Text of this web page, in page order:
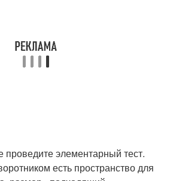
элементарный тест.
есть пространство для